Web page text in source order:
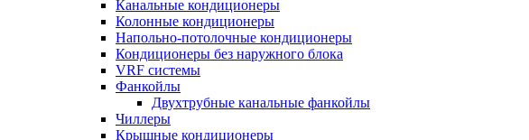
Канальные кондиционеры
Колонные кондиционеры
Напольно-потолочные кондиционеры
Кондиционеры без наружного блока
VRF системы
Фанкойлы
Двухтрубные канальные фанкойлы
Чиллеры
Крышные кондиционеры